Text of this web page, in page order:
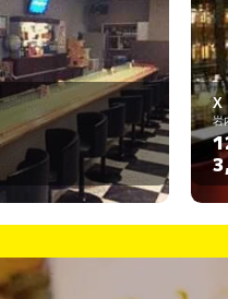
X （エックス）
岩内郡岩内町万代3-5
120分 飲み放題
3,000円 (税込)